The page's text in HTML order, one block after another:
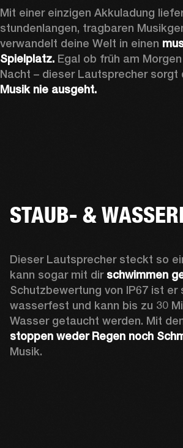
Mit einer einzigen Akkuladung
stundenlangen, tragbaren
verwandelt deine Welt in einen
Spielplatz. Egal ob früh am
Musik nie ausgeht.
STAUB- &
Dieser Lautsprecher steckt so
kann sogar mit dir schwimmen
Schutzbewertung von IP67 ist er
wasserfest und kann bis zu 30
stoppen weder Regen noch
Musik.